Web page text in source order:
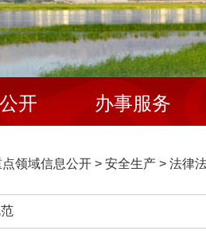
开 办事服务
点领域信息公开 > 安全生产 > 法律